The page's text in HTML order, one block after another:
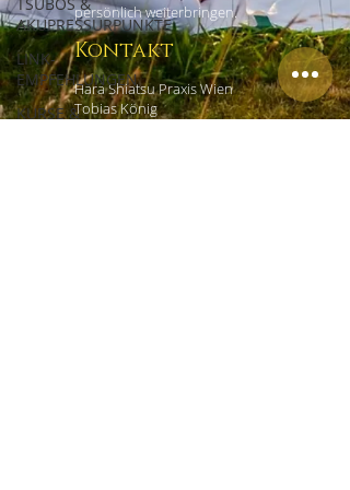
AKUPRESSURPUNKTE
LINK-
EMPFEHLUNGEN
KURSE &
persönlich weiterbringen.
Kontakt
Hara Shiatsu Praxis Wien
Tobias König